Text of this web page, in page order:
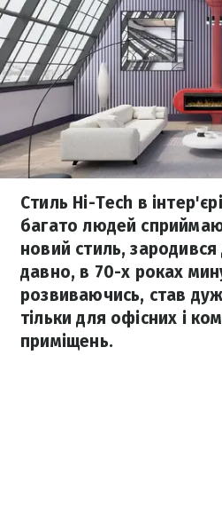
Стиль Hi-Tech в
багато людей
новий стиль, зародився
давно, в 70-х роках
розвиваючись, став
тільки для офісних і
приміщень.